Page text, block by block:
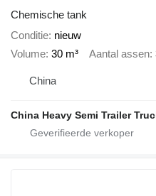
Chemische tank
Conditie nieuw
Volume 30 m³ Aantal assen
China
China Heavy Semi Trailer